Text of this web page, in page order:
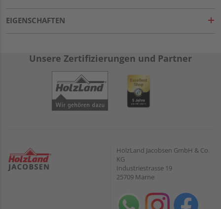
EIGENSCHAFTEN
Unsere Zertifizierungen und Partner
HolzLand Jacobsen GmbH & Co.
KG
Industriestrasse 19
25709 Marne